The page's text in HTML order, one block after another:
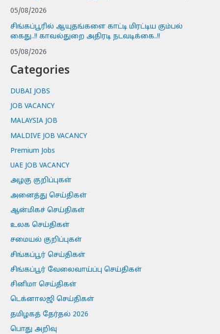
05/08/2026
சிங்கப்பூரில் ஆயுதங்களை காட்டி மிரட்டிய கும்பல்
கைது..!! காவல்துறை அதிரடி நடவடிக்கை..!!
05/08/2026
Categories
DUBAI JOBS
JOB VACANCY
MALAYSIA JOB
MALDIVE JOB VACANCY
Premium Jobs
UAE JOB VACANCY
அழகு குறிப்புகள்
அனைத்து செய்திகள்
ஆன்மிகச் செய்திகள்
உலக செய்திகள்
சமையல் குறிப்புகள்
சிங்கப்பூர் செய்திகள்
சிங்கப்பூர் வேலைவாய்ப்பு செய்திகள்
சினிமா செய்திகள்
டெக்னாலஜி செய்திகள்
தமிழகத் தேர்தல் 2026
பொது அறிவு